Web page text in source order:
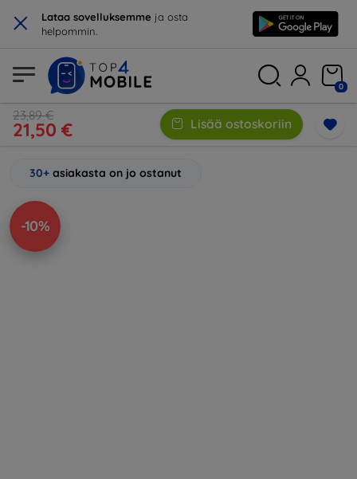
× Lataa sovelluksemme ja osta
helpommin.
0
23,89 €
21,50 € Lisää ostoskoriin
30+ asiakasta on jo ostanut
-10%